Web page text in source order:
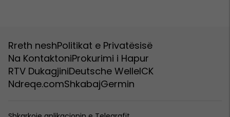
Rreth neshPolitikat e Privatësisë
Na KontaktoniProkurimi i Hapur
RTV DukagjiniDeutsche WelleICK
Ndreqe.comShkabajGermin